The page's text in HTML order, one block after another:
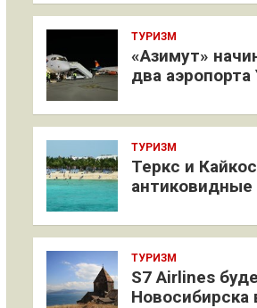
ТУРИЗМ
«Азимут»
два аэропорта
ТУРИЗМ
Теркс и
антиковидные
ТУРИЗМ
S7 Airlines
Новосибирска